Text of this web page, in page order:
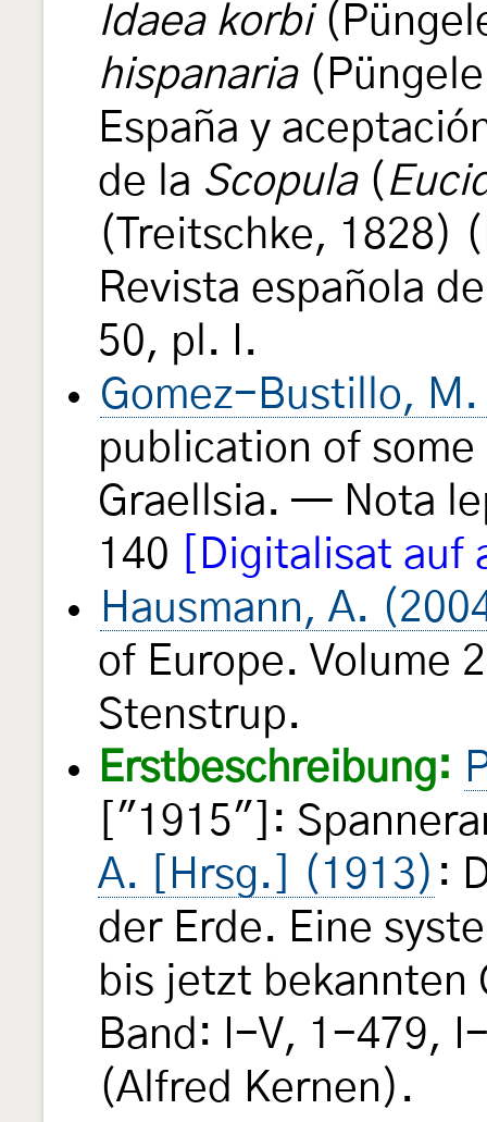
Idaea korbi
hispanaria
España y
de la Scopula(
(Treitschke, 1828)
Revista española
50, pl. I.
Gomez-Bustillo,
publication of
Graellsia. — Nota
140
[Digitalisat auf
Hausmann, A.
of Europe. Volume
Stenstrup.
Erstbeschreibung:
["1915"]:
A. [Hrsg.] (1913) :
der Erde. Eine
bis jetzt bekannten
Band: I-V, 1-479,
(Alfred Kernen).